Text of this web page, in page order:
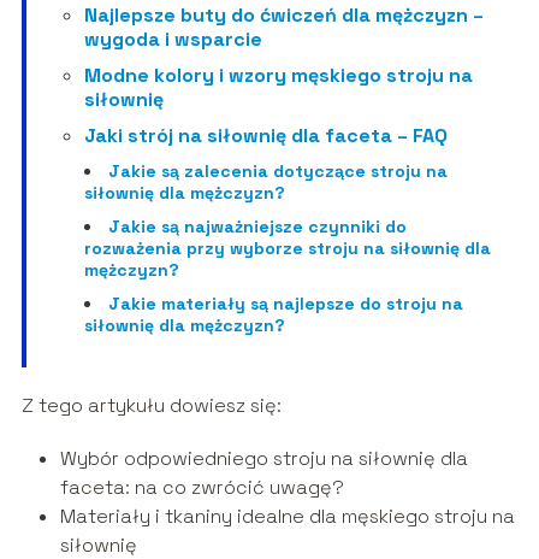
Najlepsze buty do ćwiczeń dla mężczyzn –
wygoda i wsparcie
Modne kolory i wzory męskiego stroju na
siłownię
Jaki strój na siłownię dla faceta – FAQ
Jakie są zalecenia dotyczące stroju na
siłownię dla mężczyzn?
Jakie są najważniejsze czynniki do
rozważenia przy wyborze stroju na siłownię dla
mężczyzn?
Jakie materiały są najlepsze do stroju na
siłownię dla mężczyzn?
Z tego artykułu dowiesz się:
Wybór odpowiedniego stroju na siłownię dla
faceta: na co zwrócić uwagę?
Materiały i tkaniny idealne dla męskiego stroju na
siłownię